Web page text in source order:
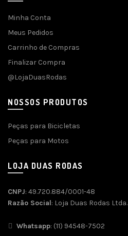
Minha Conta
Meus Pedidos
Carrinho de Compras
Finalizar Compra
@LojaDuasRodas
NOSSOS PRODUTOS
Peças para Bicicletas
Peças para Motos
LOJA DUAS RODAS
CNPJ: 49.720.884/0001-48
Razão Social: Loja Duas Rodas Ltda.
Whatsapp: (11) 94548-7502